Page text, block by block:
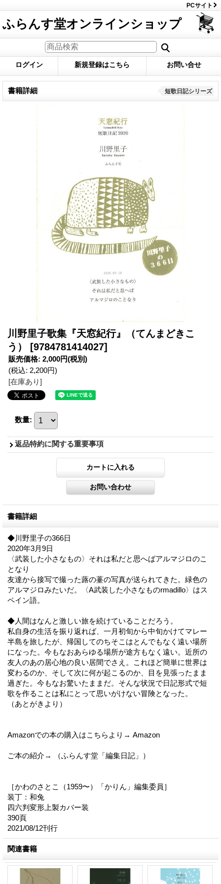
PCサイト
ふらんす堂オンラインショップ
ログイン 新規登録はこちら お問い合せ
書籍詳細 短歌日記シリーズ
川野里子歌集『天窓紀行』（てんまどきこ
う）
[9784781414027]
販売価格: 2,000円(税別)
(税込: 2,200円)
[在庫あり]
数量:
返品特約に関する重要事項
書籍詳細
◆川野里子の366日
2020年3月9日
〈武装した小さなもの〉それは私だと思へばアルマジロのこ
となり
友達から接写で撮った蕗の薹の写真が送られてきた。緑色の
アルマジロみたいだ。〈A武装した小さなものrmadillo〉はス
ペイン語。
◆人間はなんと激しい旅を続けていることだろう。
私自身の生活を振り返れば、一月初旬から中旬かけてマレー
半島を旅したが、帰国してのちそこはとんでもなく遠い場所
になった。今もなおあらゆる場所が途方もなく遠い。近所の
友人のあの居心地の良い居間でさえ。これほど簡単に世界は
変わるのか、そして次に何が起こるのか、目を見張ったまま
過ぎた。今もなお驚いたままだ。そんな状況で日記形式で短
歌を作ることは私にとって思いがけない冒険となった。
（あとがきより）
Amazonでの本の購入はこちらより→ Amazon
ご本の紹介→ （ふらんす堂「編集日記」）
［かわのさとこ（1959〜）「かりん」編集委員］
装丁：和兔
四六判変形上製カバー装
390頁
2021/08/12刊行
関連書籍